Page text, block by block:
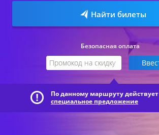
Найти билеты
Безопасная оплата
По данному маршруту действует
специальное предложение